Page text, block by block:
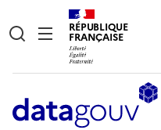
RÉPUBLIQUE
FRANÇAISE